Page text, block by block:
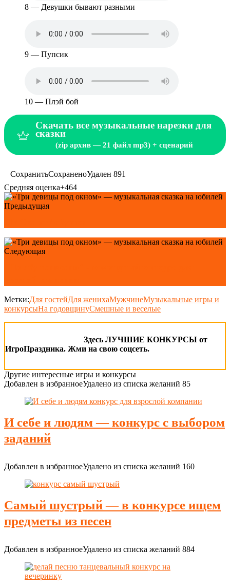
8 — Девушки бывают разными
9 — Пупсик
10 — Плэй бой
Скачать все музыкальные нарезки для
сказки
(zip архив — 21 файл mp3) + сценарий
СохранитьСохраненоУдален 891
Средняя оценка+464
Предыдущая
Следующая
Метки:Для гостейДля женихаМужчинеМузыкальные игры и
конкурсыНа годовщинуСмешные и веселые
Здесь ЛУЧШИЕ КОНКУРСЫ от
ИгроПраздника. Жми на свою соцсеть.
Другие интересные игры и конкурсы
Добавлен в избранноеУдалено из списка желаний 85
И себе и людям — конкурс с выбором
заданий
Добавлен в избранноеУдалено из списка желаний 160
Самый шустрый — в конкурсе ищем
предметы из песен
Добавлен в избранноеУдалено из списка желаний 884